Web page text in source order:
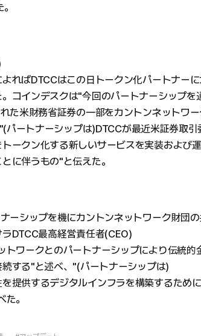
ればDTCCはこの日トークン化パートナー
コインデスクは"今回のパートナーシップを
た米財務省証券の一部をカントンネットワ
パートナーシップは)DTCCが最近米証券取引
ークン化する新しいサービスを実装および
に伴うもの"と伝えた。
ーシップを機にカントンネットワーク財団の
DTCC最高経営責任者(CEO)
トワークとのパートナーシップにより伝統的
する"と述べ、"(パートナーシップは)
提供するデジタルインフラを構築するため
。